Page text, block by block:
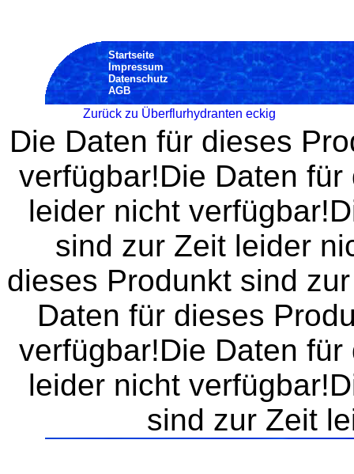
Startseite
Impressum
Datenschutz
AGB
Zurück zu Überflurhydranten eckig
Die Daten für dieses
verfügbar!Die Daten
leider nicht
sind zur Zeit leider
dieses Produnkt sind
Daten für dieses
verfügbar!Die Daten
leider nicht
sind zur Zeit